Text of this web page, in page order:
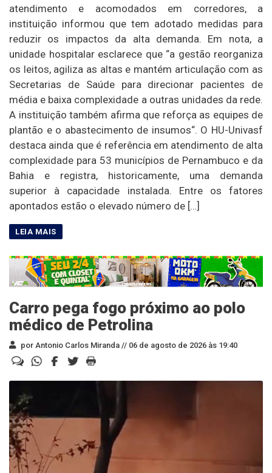
atendimento e acomodados em corredores, a
instituição informou que tem adotado medidas para
reduzir os impactos da alta demanda. Em nota, a
unidade hospitalar esclarece que “a gestão reorganiza
os leitos, agiliza as altas e mantém articulação com as
Secretarias de Saúde para direcionar pacientes de
média e baixa complexidade a outras unidades da rede.
A instituição também afirma que reforça as equipes de
plantão e o abastecimento de insumos“. O HU-Univasf
destaca ainda que é referência em atendimento de alta
complexidade para 53 municípios de Pernambuco e da
Bahia e registra, historicamente, uma demanda
superior à capacidade instalada. Entre os fatores
apontados estão o elevado número de […]
Carro pega fogo próximo ao polo
médico de Petrolina
por Antonio Carlos Miranda // 06 de agosto de 2026 às 19:40